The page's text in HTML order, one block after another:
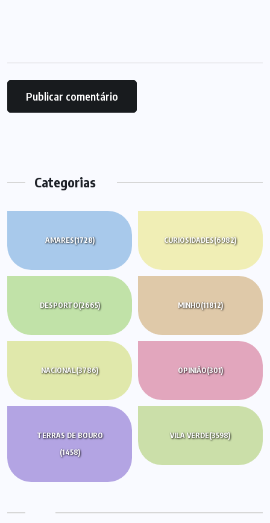
Categorias
AMARES(1728) CURIOSIDADES(6982)
DESPORTO(2665) MINHO(11812)
NACIONAL(3786) OPINIÃO(301)
TERRAS DE BOURO
(1458)
VILA VERDE(3598)